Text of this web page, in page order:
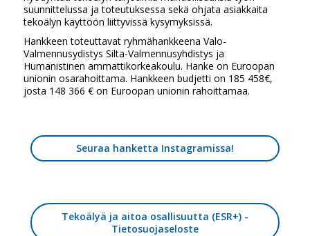
suunnittelussa ja toteutuksessa sekä ohjata asiakkaita
tekoälyn käyttöön liittyvissä kysymyksissä.
Hankkeen toteuttavat ryhmähankkeena Valo-
Valmennusydistys Silta-Valmennusyhdistys ja
Humanistinen ammattikorkeakoulu. Hanke on Euroopan
unionin osarahoittama. Hankkeen budjetti on 185 458€,
josta 148 366 € on Euroopan unionin rahoittamaa.
Seuraa hanketta Instagramissa!
Tekoälyä ja aitoa osallisuutta (ESR+) -
Tietosuojaseloste